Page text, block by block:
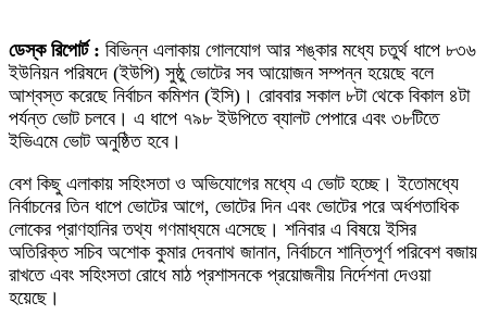
ডেস্ক রিপোর্ট : বিভিন্ন এলাকায় গোলযোগ আর শঙ্কার মধ্যে চতুর্থ ধাপে ৮৩৬
ইউনিয়ন পরিষদে (ইউপি) সুষ্ঠু ভোটের সব আয়োজন সম্পন্ন হয়েছে বলে
আশ্বস্ত করেছে নির্বাচন কমিশন (ইসি)। রোববার সকাল ৮টা থেকে বিকাল ৪টা
পর্যন্ত ভোট চলবে। এ ধাপে ৭৯৮ ইউপিতে ব্যালট পেপারে এবং ৩৮টিতে
ইভিএমে ভোট অনুষ্ঠিত হবে।
বেশ কিছু এলাকায় সহিংসতা ও অভিযোগের মধ্যে এ ভোট হচ্ছে। ইতোমধ্যে
নির্বাচনের তিন ধাপে ভোটের আগে, ভোটের দিন এবং ভোটের পরে অর্ধশতাধিক
লোকের প্রাণহানির তথ্য গণমাধ্যমে এসেছে। শনিবার এ বিষয়ে ইসির
অতিরিক্ত সচিব অশোক কুমার দেবনাথ জানান, নির্বাচনে শান্তিপূর্ণ পরিবেশ বজায়
রাখতে এবং সহিংসতা রোধে মাঠ প্রশাসনকে প্রয়োজনীয় নির্দেশনা দেওয়া
হয়েছে।